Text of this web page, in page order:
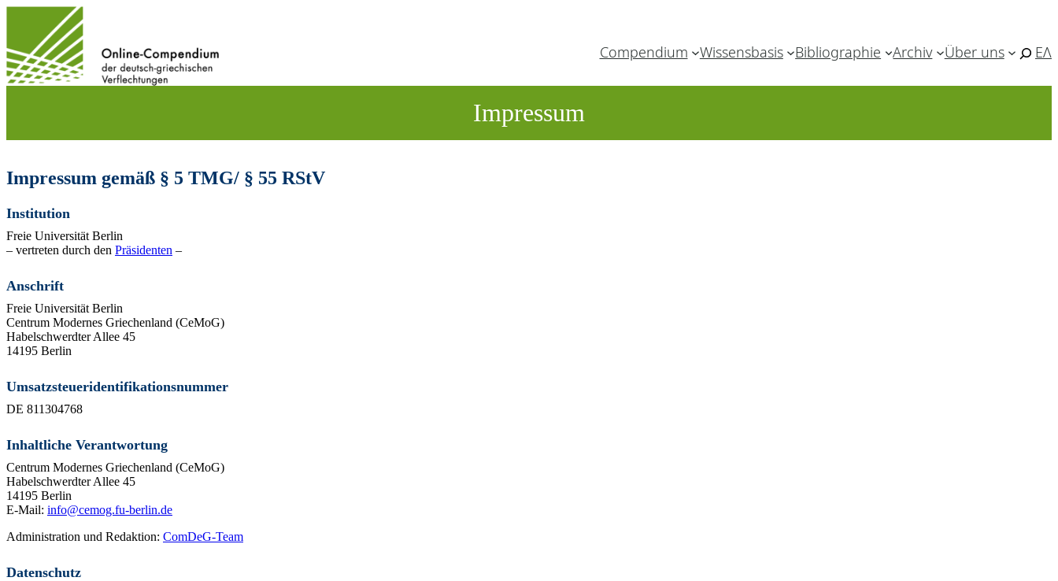
wechseln
Compendium Wissensbasis Bibliographie Archiv Über uns ΕΛ
Impressum
Impressum gemäß § 5 TMG/ § 55 RStV
Institution
Freie Universität Berlin
– vertreten durch den Präsidenten –
Anschrift
Freie Universität Berlin
Centrum Modernes Griechenland (CeMoG)
Habelschwerdter Allee 45
14195 Berlin
Umsatzsteueridentifikationsnummer
DE 811304768
Inhaltliche Verantwortung
Centrum Modernes Griechenland (CeMoG)
Habelschwerdter Allee 45
14195 Berlin
E-Mail: info@cemog.fu-berlin.de
Administration und Redaktion: ComDeG-Team
Datenschutz